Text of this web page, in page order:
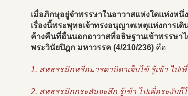
เมื่อภิกษุอยู่จำพรรษาในอาวาสแห่งใดแห่งห
เรื่องนี้พระพุทธเจ้าทรงอนุญาตเหตุแห่งการเ
ค้างคืนที่อื่นนอกอาวาสที่อธิษฐานเข้าพรรษา
พระวินัยปิฎก มหาวรรค (4/210/236) คือ
1. สหธรรมิกหรือมารดาบิดาเจ็บไข้ รู้เข้า ไปเ
2. สหธรรมิกกระสันจะสึก รู้เข้า ไปเพื่อระงับก็